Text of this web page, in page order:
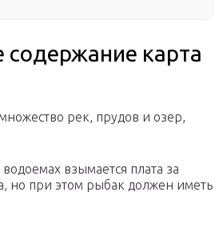
содержание карта
рек, прудов и озер,
взымается плата за
но при этом рыбак должен иметь